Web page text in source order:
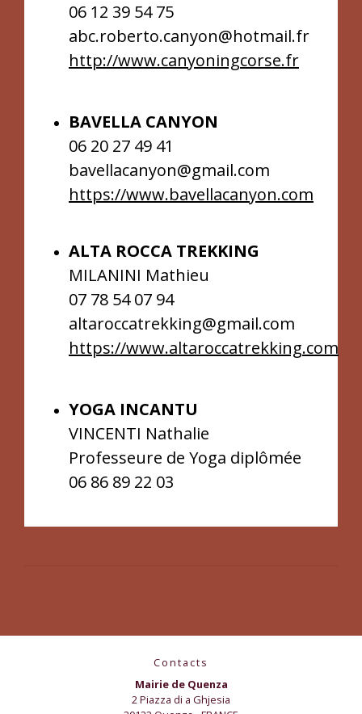
06 12 39 54 75
abc.roberto.canyon@hotmail.fr
http://www.canyoningcorse.fr
BAVELLA CANYON
06 20 27 49 41
bavellacanyon@gmail.com
https://www.bavellacanyon.com
ALTA ROCCA TREKKING
MILANINI Mathieu
07 78 54 07 94
altaroccatrekking@gmail.com
https://www.altaroccatrekking.com
YOGA INCANTU
VINCENTI Nathalie
Professeure de Yoga diplômée
06 86 89 22 03
Contacts
Mairie de Quenza
2 Piazza di a Ghjesia